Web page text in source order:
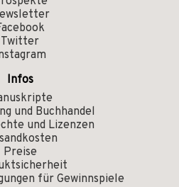
Twitter
Infos
und Buchhandel
und Lizenzen
Preise
für Gewinnspiele